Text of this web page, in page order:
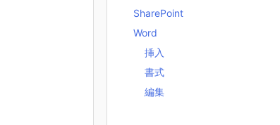
SharePoint
Word
挿入
書式
編集